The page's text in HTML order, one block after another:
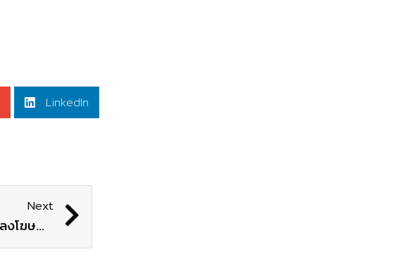
LinkedIn
Next
3 สเต็ป ปิดยอดขายช่วงเทศกาล ด้วยการลงโฆษณา LINE #หยุดยาวต้องมียอด